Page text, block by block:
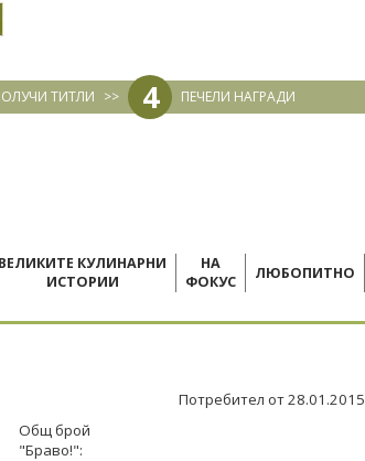
ТИТЛИ >> 4 ПЕЧЕЛИ НАГРАДИ
ВЕЛИКИТЕ КУЛИНАРНИ
ИСТОРИИ
НА
ФОКУС
ЛЮБОПИТНО
Потребител от 28.01.2015
Общ брой
"Браво!":